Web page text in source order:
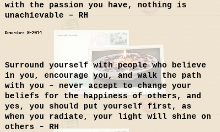
with the passion you have, nothing is
unachievable – RH
December 9-2014
Surround yourself with people who believe
in you, encourage you, and walk the path
with you – never accept to change your
beliefs for the happiness of others, and
yes, you should put yourself first, as
when you radiate, your light will shine on
others – RH